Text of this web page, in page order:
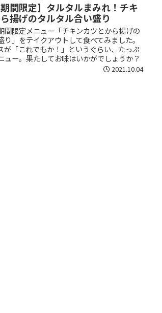
期間限定】タルタルまみれ！チキ
揚げのタルタル合い盛り
間限定メニュー「チキンカツとから揚げの
り」をテイクアウトして食べてみました。
が「これでもか！」というぐらい、たっぷ
ュー。果たしてお味はいかがでしょうか？
2021.10.04